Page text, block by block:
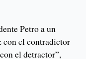
Petro a un
con el contradictor
el detractor”,